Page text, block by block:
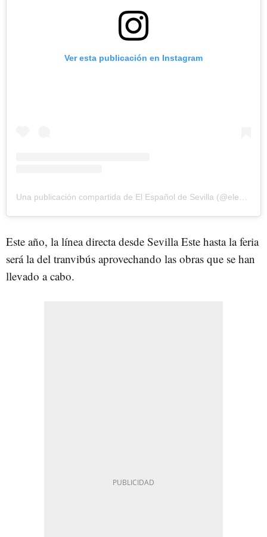
Ver esta publicación en Instagram
Este año, la línea directa desde Sevilla Este hasta la feria
será la del tranvibús aprovechando las obras que se han
llevado a cabo.